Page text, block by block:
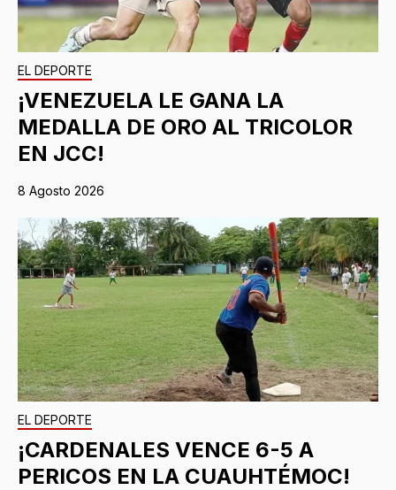
EL DEPORTE
¡VENEZUELA LE GANA LA
MEDALLA DE ORO AL TRICOLOR
EN JCC!
8 Agosto 2026
EL DEPORTE
¡CARDENALES VENCE 6-5 A
PERICOS EN LA CUAUHTÉMOC!